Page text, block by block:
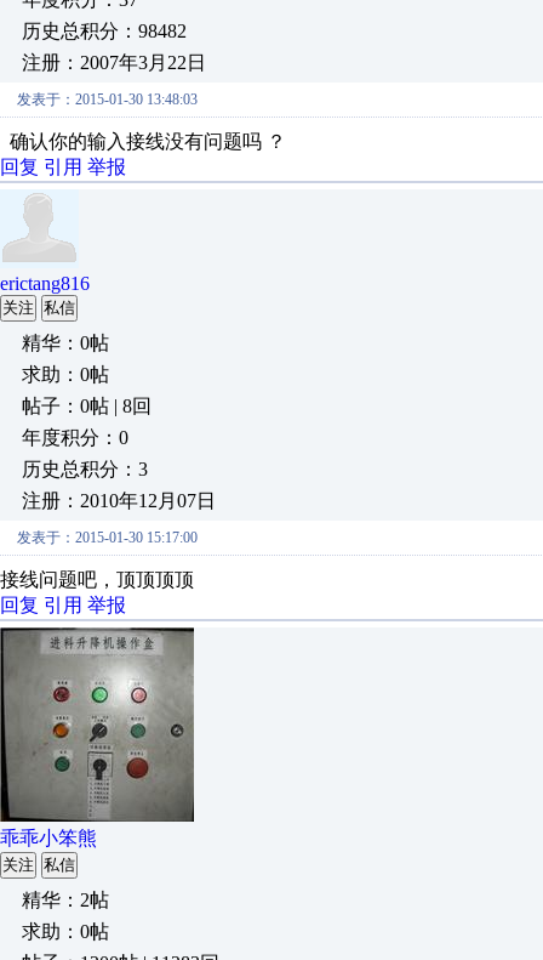
历史总积分：98482
注册：2007年3月22日
发表于：2015-01-30 13:48:03
确认你的输入接线没有问题吗 ？
回复 引用 举报
erictang816
关注 私信
精华：0帖
求助：0帖
帖子：0帖 | 8回
年度积分：0
历史总积分：3
注册：2010年12月07日
发表于：2015-01-30 15:17:00
接线问题吧，顶顶顶顶
回复 引用 举报
乖乖小笨熊
关注 私信
精华：2帖
求助：0帖